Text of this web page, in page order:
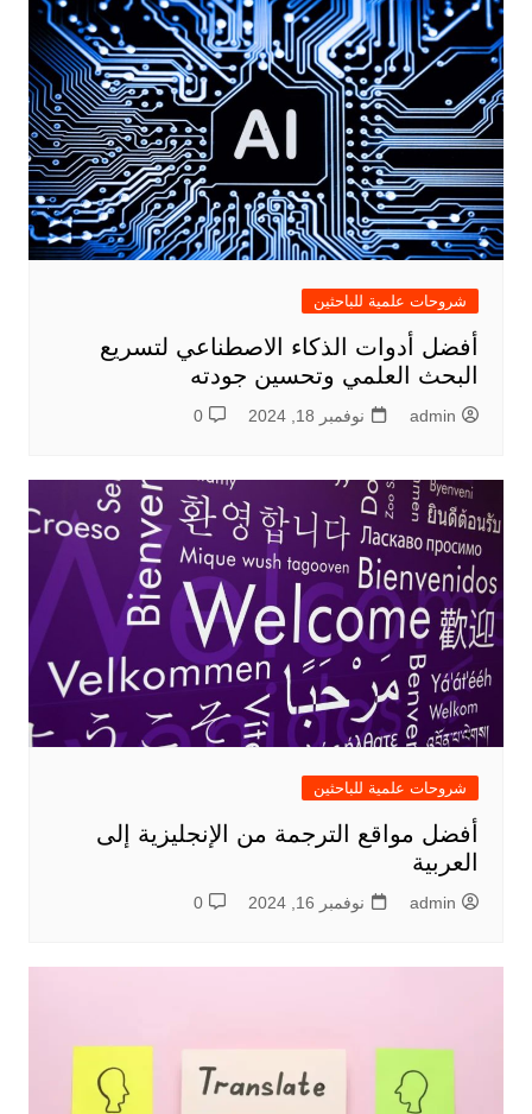
شروحات علمية للباحثين
أفضل أدوات الذكاء الاصطناعي لتسريع
البحث العلمي وتحسين جودته
admin نوفمبر 18, 2024 0
شروحات علمية للباحثين
أفضل مواقع الترجمة من الإنجليزية إلى
العربية
admin نوفمبر 16, 2024 0